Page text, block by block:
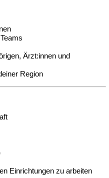
Ärzt:innen und
Region
Einrichtungen zu arbeiten